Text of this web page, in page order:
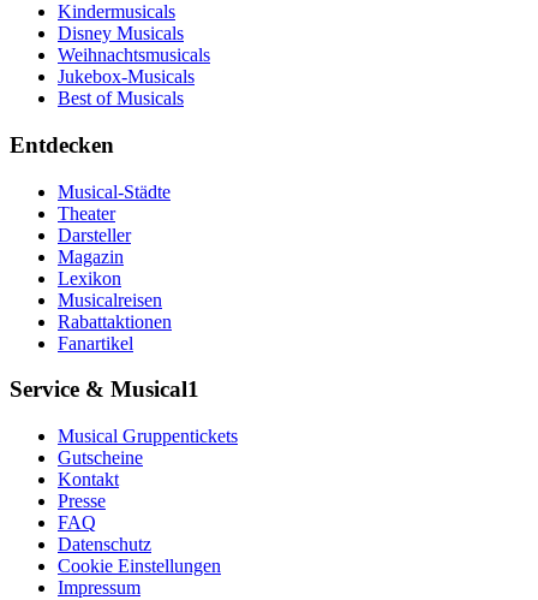
Kindermusicals
Disney Musicals
Weihnachtsmusicals
Jukebox-Musicals
Best of Musicals
Entdecken
Musical-Städte
Theater
Darsteller
Magazin
Lexikon
Musicalreisen
Rabattaktionen
Fanartikel
Service & Musical1
Musical Gruppentickets
Gutscheine
Kontakt
Presse
FAQ
Datenschutz
Cookie Einstellungen
Impressum